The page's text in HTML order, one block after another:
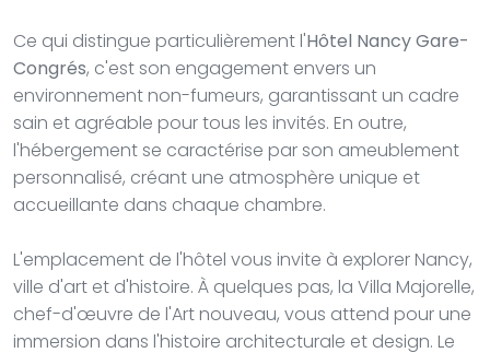
Ce qui distingue particulièrement l'Hôtel Nancy Gare-
Congrés, c'est son engagement envers un
environnement non-fumeurs, garantissant un cadre
sain et agréable pour tous les invités. En outre,
l'hébergement se caractérise par son ameublement
personnalisé, créant une atmosphère unique et
accueillante dans chaque chambre.
L'emplacement de l'hôtel vous invite à explorer Nancy,
ville d'art et d'histoire. À quelques pas, la Villa Majorelle,
chef-d'œuvre de l'Art nouveau, vous attend pour une
immersion dans l'histoire architecturale et design. Le